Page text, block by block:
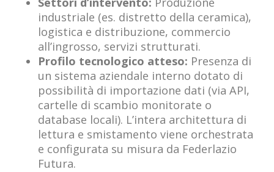
industriale (es. distretto della ceramica),
logistica e distribuzione, commercio
all’ingrosso, servizi strutturati.
Profilo tecnologico atteso: Presenza di
un sistema aziendale interno dotato di
possibilità di importazione dati (via API,
cartelle di scambio monitorate o
database locali). L’intera architettura di
lettura e smistamento viene orchestrata
e configurata su misura da Federlazio
Futura.